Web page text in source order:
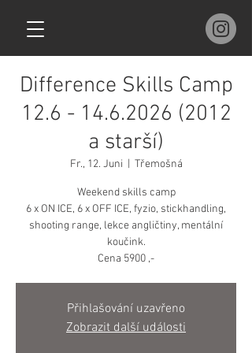
Difference Skills Camp
12.6 - 14.6.2026 (2012
a starší)
Fr., 12. Juni Třemošná
Weekend skills camp
6 x ON ICE, 6 x OFF ICE, fyzio, stickhandling,
shooting range, lekce angličtiny, mentální
koučink.
Cena 5900 ,-
Přihlašování uzavřeno
Zobrazit další události